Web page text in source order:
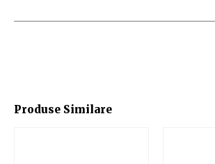
Produse Similare